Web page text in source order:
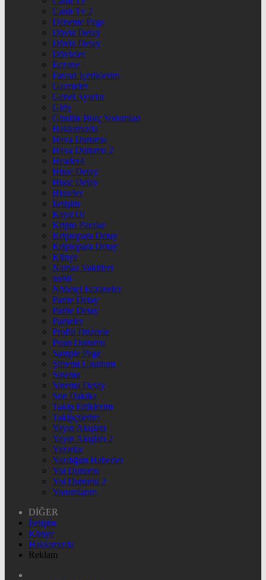
Canlı Tv 2
Deneme Page
Döviz Detay
Döviz Detay
Dövizler
Eczane
Favori İçeriklerim
Gazeteler
Genel Ayarlar
Giriş
Günlük Burç Yorumları
Hakkımızda
Hava Durumu
Hava Durumu 2
Header4
Hisse Detay
Hisse Detay
Hisseler
İletişim
Kayıt Ol
Kripto Paralar
Kriptopara Detay
Kriptopara Detay
Künye
Namaz Vakitleri
nnbil
Nöbetçi Eczaneler
Parite Detay
Parite Detay
Pariteler
Profili Düzenle
Puan Durumu
Sample Page
Şifremi Unuttum
Sinema
Sinema Detay
Son Dakika
Takip Ettiklerim
Takipçilerim
Yayın Akışları
Yayın Akışları 2
Yazarlar
Yazdığım Haberler
Yol Durumu
Yol Durumu 2
Yorumlarım
DİĞER
İletişim
Künye
Hakkımızda
Reklam